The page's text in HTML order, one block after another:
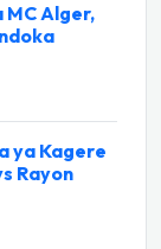
MC Alger,
ya Kagere
Rayon